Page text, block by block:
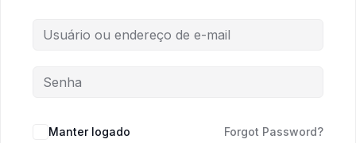
Manter logado Forgot Password?